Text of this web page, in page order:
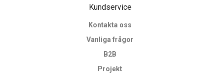
Kundservice
Kontakta oss
Vanliga frågor
B2B
Projekt